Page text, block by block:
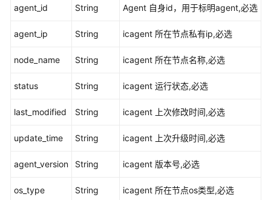
隆
区
参
（吉
坡
域）
agent_id String Agent 自身id，用于标明agent,必选
agent_ip String icagent 所在节点私有ip,必选
node_name String icagent 所在节点名称,必选
status String icagent 运行状态,必选
last_modified String icagent 上次修改时间,必选
update_time String icagent 上次升级时间,必选
agent_version String icagent 版本号,必选
os_type String icagent 所在节点os类型,必选